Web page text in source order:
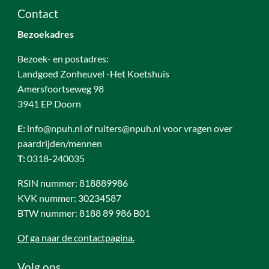
Contact
Bezoekadres
Bezoek- en postadres:
Landgoed Zonheuvel -Het Koetshuis
Amersfoortseweg 98
3941 EP Doorn
E:info@npuh.nl of ruiters@npuh.nl voor vragen over
paardrijden/mennen
T:0318-240035
RSIN nummer: 818889986
KVK nummer: 30234587
BTW nummer: 8188 89 986 B01
Of ga naar de contactpagina.